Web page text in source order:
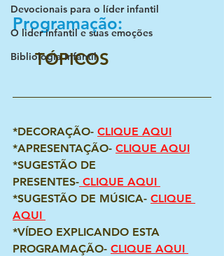
Devocionais para o líder infantil
O lider infantil e suas emoções
Bibliologia Infantil
Programação:
TÓPICOS
*DECORAÇÃO- CLIQUE AQUI
*APRESENTAÇÃO- CLIQUE AQUI
*SUGESTÃO DE
PRESENTES- CLIQUE AQUI
*SUGESTÃO DE MÚSICA- CLIQUE
AQUI
*VÍDEO EXPLICANDO ESTA
PROGRAMAÇÃO- CLIQUE AQUI